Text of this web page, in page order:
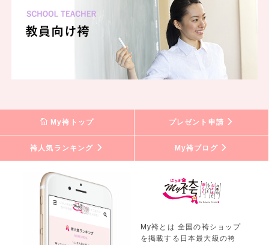
My袴トップ プレゼント申請
袴人気ランキング My袴ブログ
My袴とは 全国の袴ショップ
を掲載する日本最大級の袴